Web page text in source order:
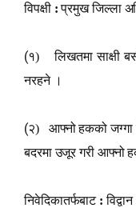
विपक्षी :प्रमुख जिल्ला
(१) लिखतमा साक्षी
नरहने ।
(२) आफ्नो हकको
बदरमा उजूर गरी आफ्नो
निवेदिकातर्फबाट :